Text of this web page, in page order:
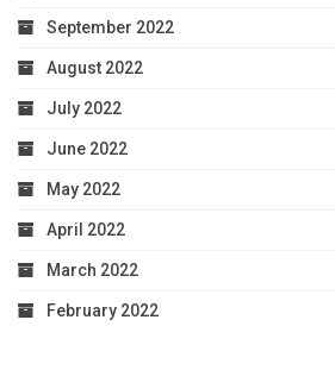
September 2022
August 2022
July 2022
June 2022
May 2022
April 2022
March 2022
February 2022